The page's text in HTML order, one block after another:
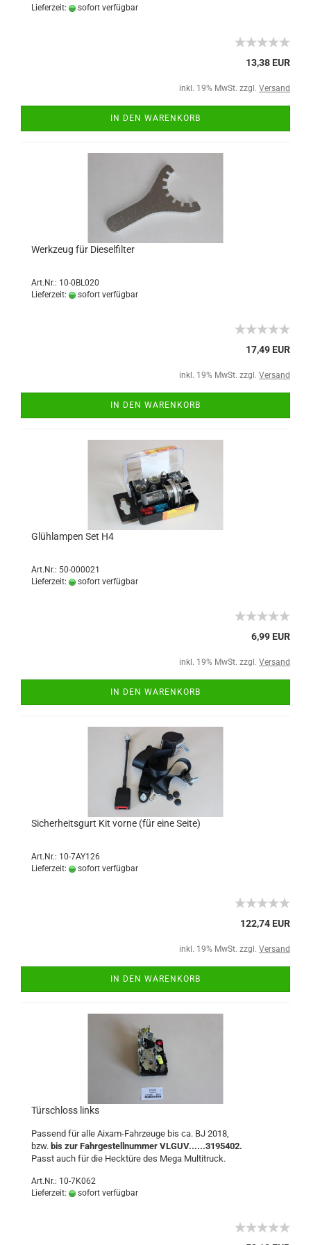
Lieferzeit:
sofort verfügbar
13,38 EUR
inkl. 19% MwSt. zzgl. Versand
IN DEN WARENKORB
Werkzeug für Dieselfilter
Art.Nr.: 10-0BL020
Lieferzeit:
sofort verfügbar
17,49 EUR
inkl. 19% MwSt. zzgl. Versand
IN DEN WARENKORB
Glühlampen Set H4
Art.Nr.: 50-000021
Lieferzeit:
sofort verfügbar
6,99 EUR
inkl. 19% MwSt. zzgl. Versand
IN DEN WARENKORB
Sicherheitsgurt Kit vorne (für eine Seite)
Art.Nr.: 10-7AY126
Lieferzeit:
sofort verfügbar
122,74 EUR
inkl. 19% MwSt. zzgl. Versand
IN DEN WARENKORB
Türschloss links
Passend für alle Aixam-Fahrzeuge bis ca. BJ 2018,
bzw. bis zur Fahrgestellnummer VLGUV......3195402.
Passt auch für die Hecktüre des Mega Multitruck.
Art.Nr.: 10-7K062
Lieferzeit:
sofort verfügbar